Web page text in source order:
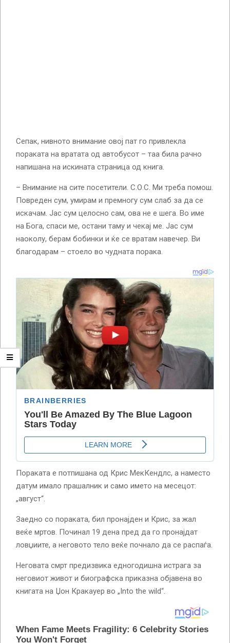
Сепак, нивното внимание овој пат го привлекла
пораката на вратата од автобусот – таа била рачно
напишана на искината страница од книга.
– Внимание на сите посетители. С.О.С. Ми треба помош.
Повреден сум, умирам и премногу сум слаб за да се
искачам. Јас сум целосно сам, ова не е шега. Во име
на Бога, спаси ме, остани таму и чекај ме. Јас сум
наоколу, берам бобинки и ќе се вратам навечер. Ви
благодарам – стоело во чудната порака.
Пораката е потпишана од Крис МекКендлс, а наместо
датум имало прашалник и само името на месецот:
„август“.
Заедно со пораката, бил пронајден и Крис, за жал
веќе мртов. Починал 19 дена пред да го пронајдат
ловџиите, а неговото тело веќе почнало да се распаѓа.
Неговата смрт предизвика едногодишна истрага за
неговиот живот и биографска приказна објавена во
книгата на Џон Кракауер во „Into the wild“.